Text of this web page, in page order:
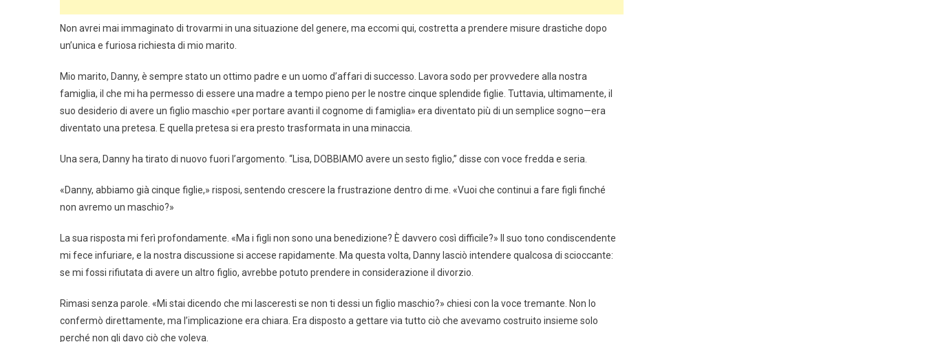
Non avrei mai immaginato di trovarmi in una situazione del genere, ma eccomi qui, costretta a prendere misure drastiche dopo
un’unica e furiosa richiesta di mio marito.
Mio marito, Danny, è sempre stato un ottimo padre e un uomo d’affari di successo. Lavora sodo per provvedere alla nostra
famiglia, il che mi ha permesso di essere una madre a tempo pieno per le nostre cinque splendide figlie. Tuttavia, ultimamente, il
suo desiderio di avere un figlio maschio «per portare avanti il cognome di famiglia» era diventato più di un semplice sogno—era
diventato una pretesa. E quella pretesa si era presto trasformata in una minaccia.
Una sera, Danny ha tirato di nuovo fuori l’argomento. “Lisa, DOBBIAMO avere un sesto figlio,” disse con voce fredda e seria.
«Danny, abbiamo già cinque figlie,» risposi, sentendo crescere la frustrazione dentro di me. «Vuoi che continui a fare figli finché
non avremo un maschio?»
La sua risposta mi ferì profondamente. «Ma i figli non sono una benedizione? È davvero così difficile?» Il suo tono condiscendente
mi fece infuriare, e la nostra discussione si accese rapidamente. Ma questa volta, Danny lasciò intendere qualcosa di scioccante:
se mi fossi rifiutata di avere un altro figlio, avrebbe potuto prendere in considerazione il divorzio.
Rimasi senza parole. «Mi stai dicendo che mi lasceresti se non ti dessi un figlio maschio?» chiesi con la voce tremante. Non lo
confermò direttamente, ma l’implicazione era chiara. Era disposto a gettare via tutto ciò che avevamo costruito insieme solo
perché non gli davo ciò che voleva.